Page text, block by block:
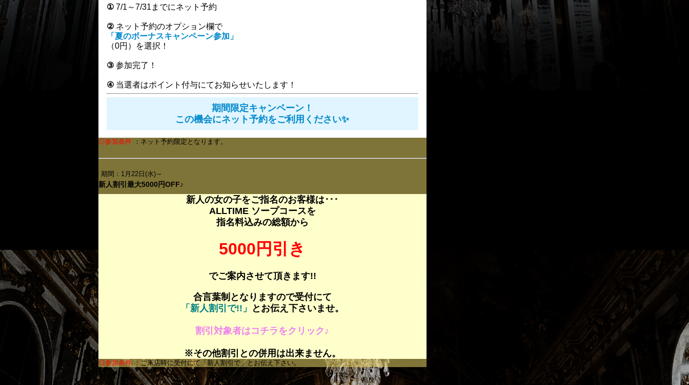
① 7/1～7/31までにネット予約
② ネット予約のオプション欄で
「夏のボーナスキャンペーン参加」
（0円）を選択！
③ 参加完了！
④ 当選者はポイント付与にてお知らせいたします！
期間限定キャンペーン！
この機会にネット予約をご利用ください✨
◎参加条件 ：ネット予約限定となります。
期間：1月22日(水)～
新人割引最大5000円OFF♪
新人の女の子をご指名のお客様は･･･
ALLTIME ソープコースを
指名料込みの総額から
5000円引き
でご案内させて頂きます!!
合言葉制となりますので受付にて
「新人割引で!!」
とお伝え下さいませ。
割引対象者はコチラをクリック♪
※その他割引との併用は出来ません。
◎参加条件 ：ご来店時に受付にて「新人割引で」とお伝え下さい。
▲ページの先頭へ戻る